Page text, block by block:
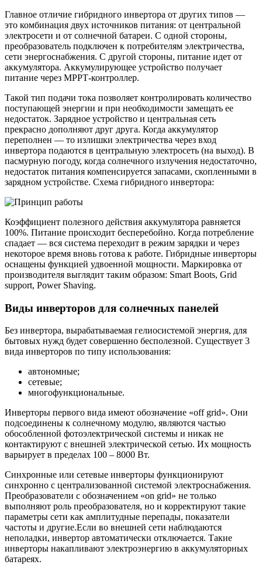
Главное отличие гибридного инвертора от других типов —
это комбинация двух источников питания: от центральной
электросети и от солнечной батареи. С одной стороны,
преобразователь подключен к потребителям электричества,
сети энергоснабжения. С другой стороны, питание идет от
аккумулятора. Аккумулирующее устройство получает
питание через МРРТ-контроллер.
Такой тип подачи тока позволяет контролировать количество
поступающей энергии и при необходимости замещать ее
недостаток. Зарядное устройство и центральная сеть
прекрасно дополняют друг друга. Когда аккумулятор
переполнен — то излишки электричества через вход
инвертора подаются в центральную электросеть (на выход). В
пасмурную погоду, когда солнечного излучения недостаточно,
недостаток питания компенсируется запасами, скопленными в
зарядном устройстве. Схема гибридного инвертора:
Коэффициент полезного действия аккумулятора равняется
100%. Питание происходит бесперебойно. Когда потребление
спадает — вся система переходит в режим зарядки и через
некоторое время вновь готова к работе. Гибридные инверторы
оснащены функцией удвоенной мощности. Маркировка от
производителя выглядит таким образом: Smart Boots, Grid
support, Power Shaving.
Виды инверторов для солнечных панелей
Без инвертора, вырабатываемая гелиосистемой энергия, для
бытовых нужд будет совершенно бесполезной. Существует 3
вида инверторов по типу использования:
автономные;
сетевые;
многофункциональные.
Инверторы первого вида имеют обозначение «off grid». Они
подсоединены к солнечному модулю, являются частью
обособленной фотоэлектрической системы и никак не
контактируют с внешней электрической сетью. Их мощность
варьирует в пределах 100 – 8000 Вт.
Синхронные или сетевые инверторы функционируют
синхронно с централизованной системой электроснабжения.
Преобразователи с обозначением «on grid» не только
выполняют роль преобразователя, но и корректируют такие
параметры сети как амплитудные перепады, показатели
частоты и другие.Если во внешней сети наблюдаются
неполадки, инвертор автоматически отключается. Такие
инверторы накапливают электроэнергию в аккумуляторных
батареях.